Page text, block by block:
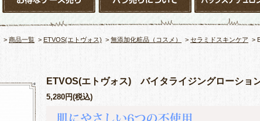
> 商品一覧 > ETVOS(エトヴォス) > 無添加化粧品（コスメ） > セラミドスキンケア >
ETVOS(エトヴォス) バイタライジングローショ
5,280円(税込)